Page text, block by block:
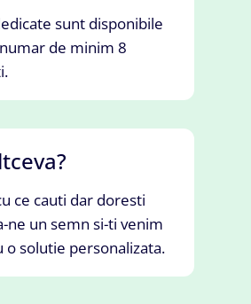
sunt disponibile
de minim 8
ce cauti dar doresti
ne un semn si-ti venim
o solutie personalizata.